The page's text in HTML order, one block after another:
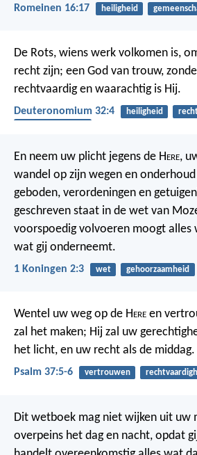
Romeinen 16:17 heiligheid
De Rots, wiens werk volkomen is,
recht zijn; een God van trouw,
rechtvaardig en waarachtig is Hij.
Deuteronomium 32:4 heiligheid
En neem uw plicht jegens de Here,
wandel op zijn wegen en
geboden, verordeningen en
geschreven staat in de wet van
voorspoedig volvoeren moogt alles
wat gij onderneemt.
1 Koningen 2:3 wet gehoorzaamheid
Wentel uw weg op de Here en
zal het maken; Hij zal uw
het licht, en uw recht als de middag.
Psalm 37:5-6 vertrouwen
Dit wetboek mag niet wijken uit uw
overpeins het dag en nacht, opdat